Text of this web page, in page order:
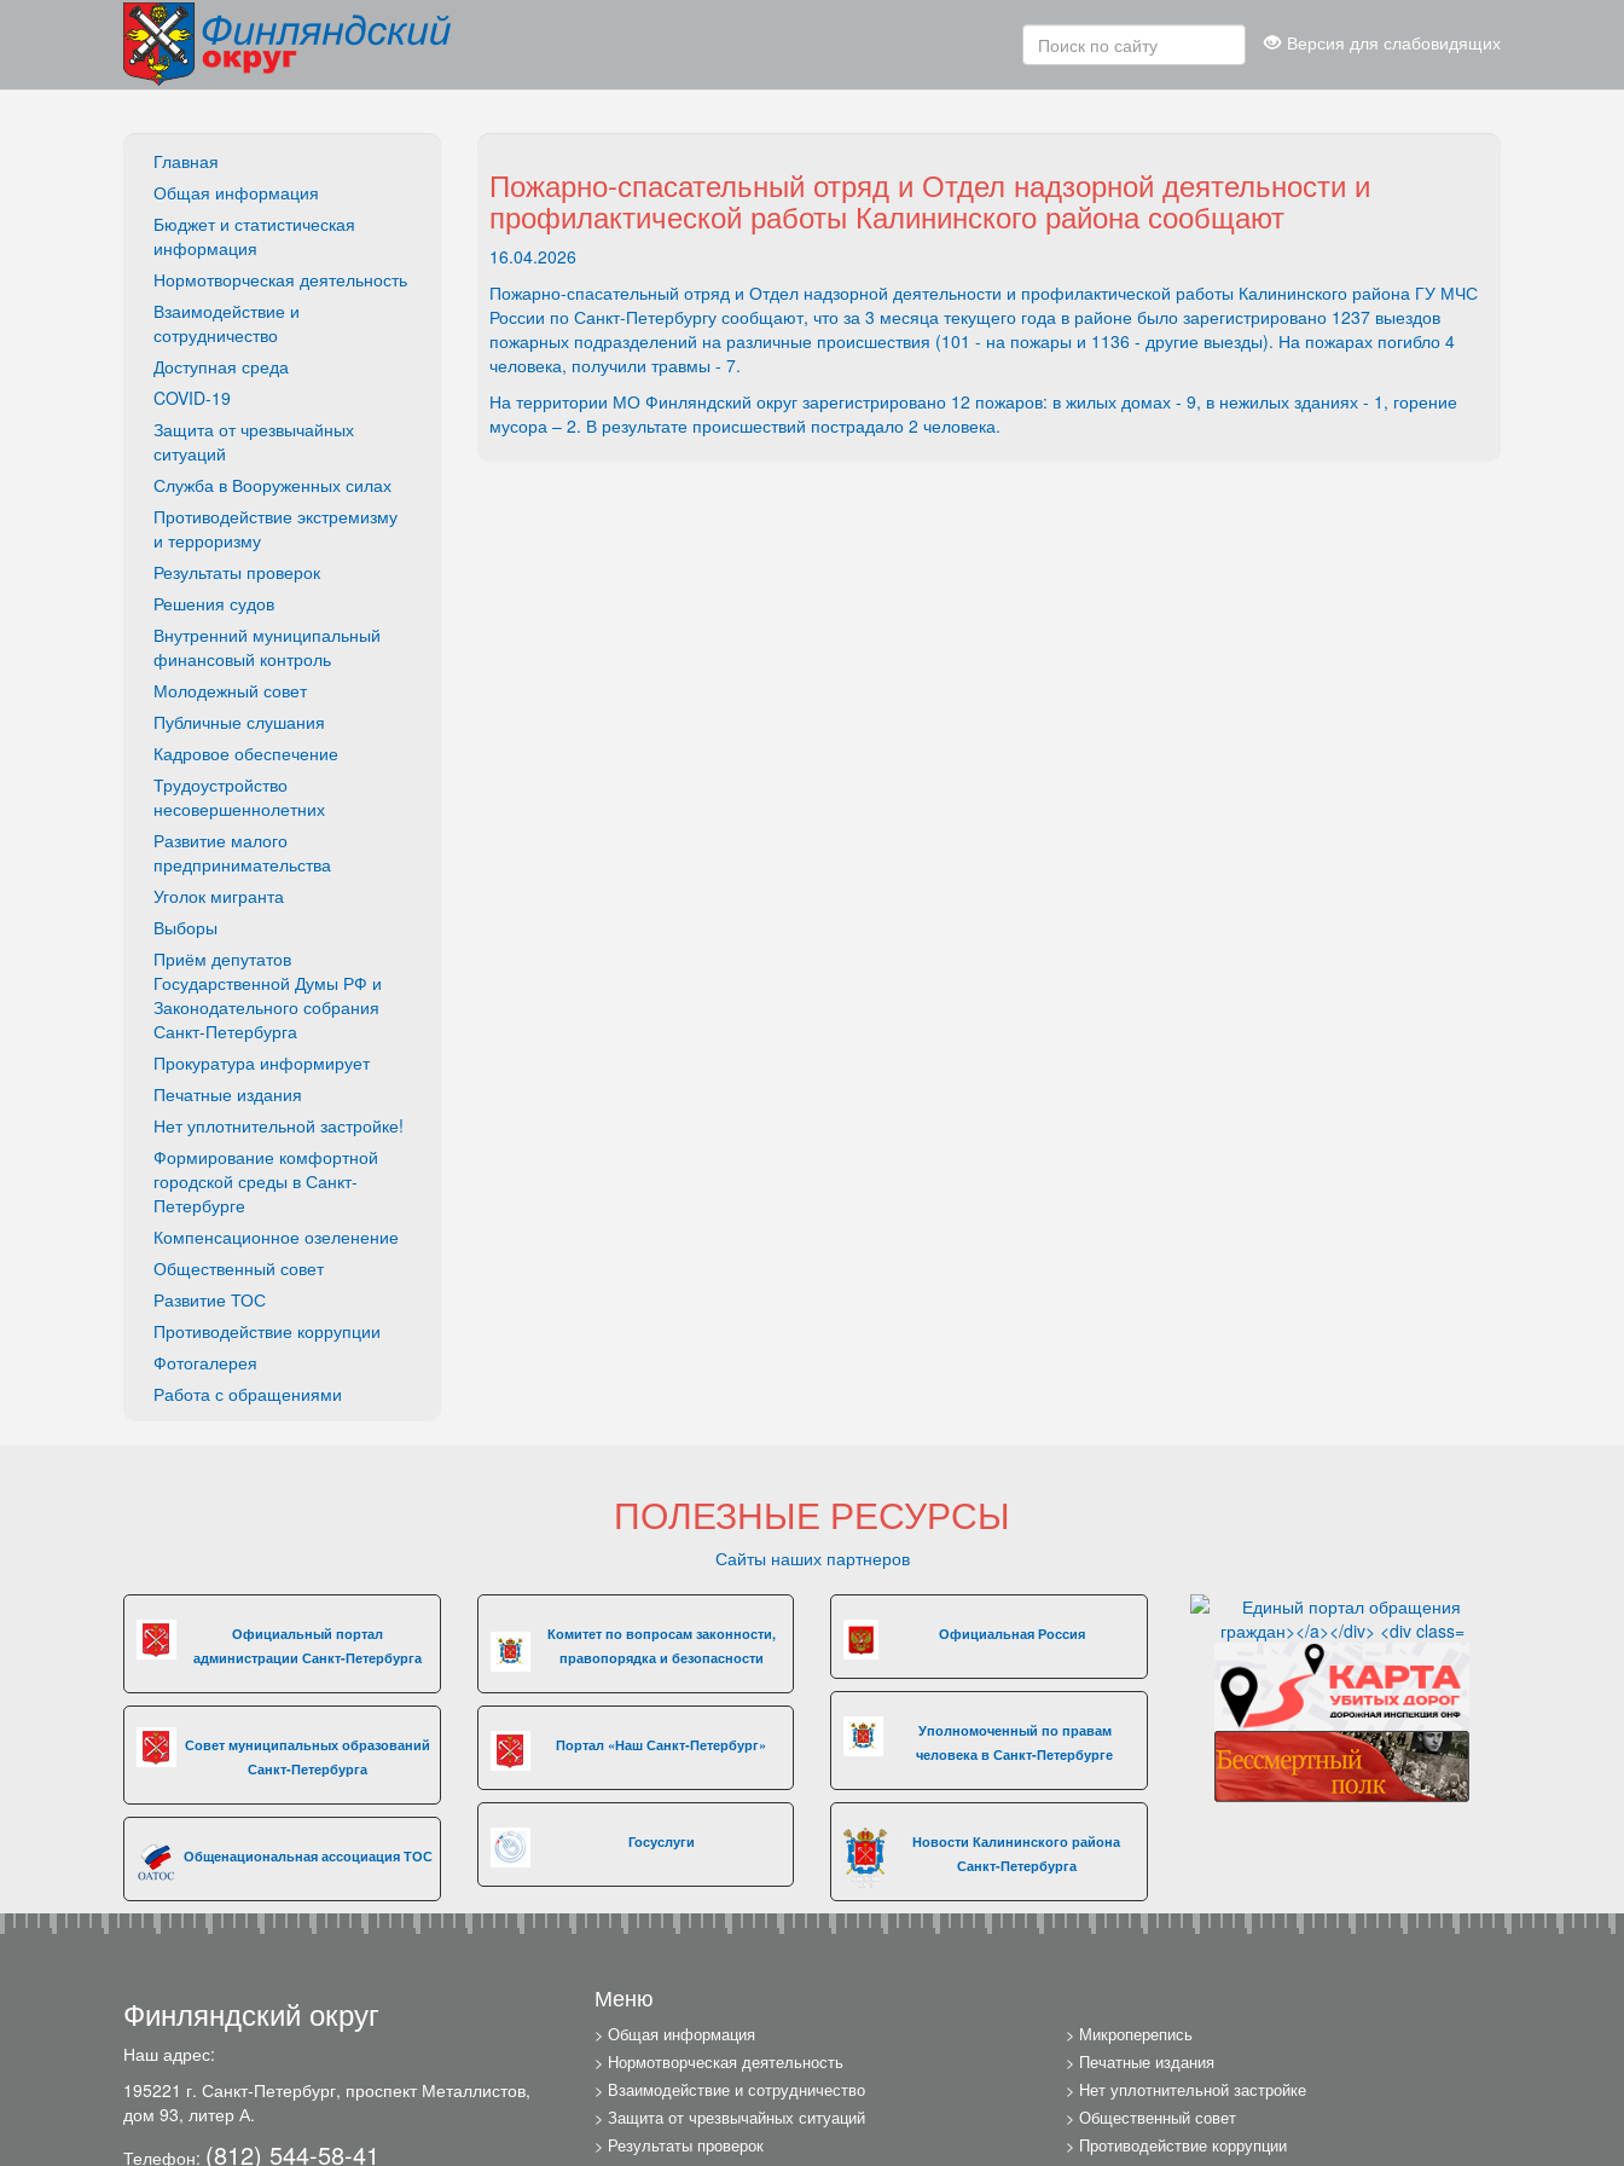
Версия для слабовидящих
Главная
Общая информация
Бюджет и статистическая
информация
Нормотворческая деятельность
Взаимодействие и
сотрудничество
Доступная среда
COVID-19
Защита от чрезвычайных
ситуаций
Служба в Вооруженных силах
Противодействие экстремизму
и терроризму
Результаты проверок
Решения судов
Внутренний муниципальный
финансовый контроль
Молодежный совет
Публичные слушания
Кадровое обеспечение
Трудоустройство
несовершеннолетних
Развитие малого
предпринимательства
Уголок мигранта
Выборы
Приём депутатов
Государственной Думы РФ и
Законодательного собрания
Санкт-Петербурга
Прокуратура информирует
Печатные издания
Нет уплотнительной застройке!
Формирование комфортной
городской среды в Санкт-
Петербурге
Компенсационное озеленение
Общественный совет
Развитие ТОС
Противодействие коррупции
Фотогалерея
Работа с обращениями
Пожарно-спасательный отряд и Отдел надзорной деятельности и
профилактической работы Калининского района сообщают
16.04.2026
Пожарно-спасательный отряд и Отдел надзорной деятельности и профилактической работы Калининского района ГУ МЧС
России по Санкт-Петербургу сообщают, что за 3 месяца текущего года в районе было зарегистрировано 1237 выездов
пожарных подразделений на различные происшествия (101 - на пожары и 1136 - другие выезды). На пожарах погибло 4
человека, получили травмы - 7.
На территории МО Финляндский округ зарегистрировано 12 пожаров: в жилых домах - 9, в нежилых зданиях - 1, горение
мусора – 2. В результате происшествий пострадало 2 человека.
ПОЛЕЗНЫЕ РЕСУРСЫ
Сайты наших партнеров
Официальный портал
администрации Санкт-Петербурга
Совет муниципальных образований
Санкт-Петербурга
Общенациональная ассоциация ТОС
Комитет по вопросам законности,
правопорядка и безопасности
Портал «Наш Санкт-Петербург»
Госуслуги
Официальная Россия
Уполномоченный по правам
человека в Санкт-Петербурге
Новости Калининского района
Санкт-Петербурга
Финляндский округ
Наш адрес:
195221 г. Санкт-Петербург, проспект Металлистов,
дом 93, литер А.
Телефон: (812) 544-58-41
Меню
Общая информация
Нормотворческая деятельность
Взаимодействие и сотрудничество
Защита от чрезвычайных ситуаций
Результаты проверок
Микроперепись
Печатные издания
Нет уплотнительной застройке
Общественный совет
Противодействие коррупции